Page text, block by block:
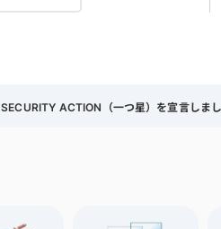
SECURITY ACTION（一つ星）を宣言しまし